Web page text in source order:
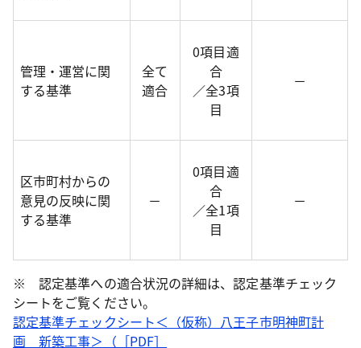
管理・運営に関
する基準
全て
適合
0項目適
合
／全3項
目
－
区市町村からの
意見の反映に関
する基準
－
0項目適
合
／全1項
目
－
※ 認定基準への適合状況の詳細は、認定基準チェック
シートをご覧ください。
認定基準チェックシート＜（仮称）八王子市明神町計
画 新築工事＞（［PDF］